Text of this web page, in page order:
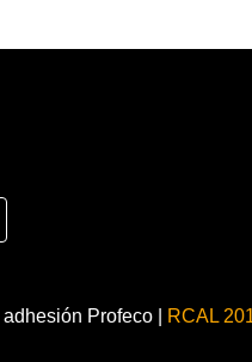
Profeco | RCAL